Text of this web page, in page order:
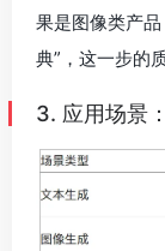
果是图像类产
典”，这一步的
3. 应用场景